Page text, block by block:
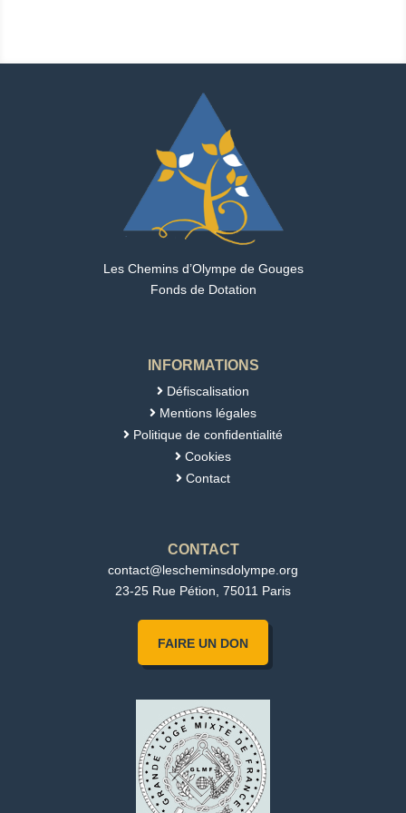
Les Chemins d’Olympe de Gouges
Fonds de Dotation
INFORMATIONS
 Défiscalisation
 Mentions légales
 Politique de confidentialité
 Cookies
 Contact
CONTACT
contact@lescheminsdolympe.org
23-25 Rue Pétion, 75011 Paris
FAIRE UN DON